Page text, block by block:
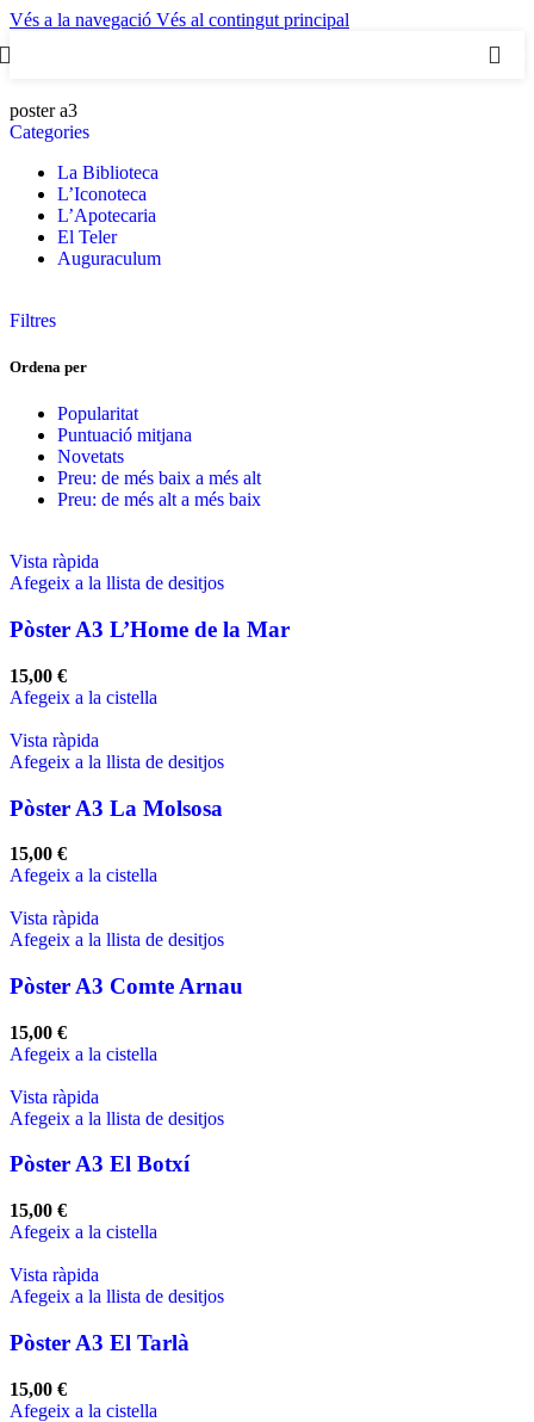
Vés a la navegació Vés al contingut principal
poster a3
Categories
La Biblioteca
L’Iconoteca
L’Apotecaria
El Teler
Auguraculum
Filtres
Ordena per
Popularitat
Puntuació mitjana
Novetats
Preu: de més baix a més alt
Preu: de més alt a més baix
Vista ràpida
Afegeix a la llista de desitjos
Pòster A3 L’Home de la Mar
15,00 €
Afegeix a la cistella
Vista ràpida
Afegeix a la llista de desitjos
Pòster A3 La Molsosa
15,00 €
Afegeix a la cistella
Vista ràpida
Afegeix a la llista de desitjos
Pòster A3 Comte Arnau
15,00 €
Afegeix a la cistella
Vista ràpida
Afegeix a la llista de desitjos
Pòster A3 El Botxí
15,00 €
Afegeix a la cistella
Vista ràpida
Afegeix a la llista de desitjos
Pòster A3 El Tarlà
15,00 €
Afegeix a la cistella